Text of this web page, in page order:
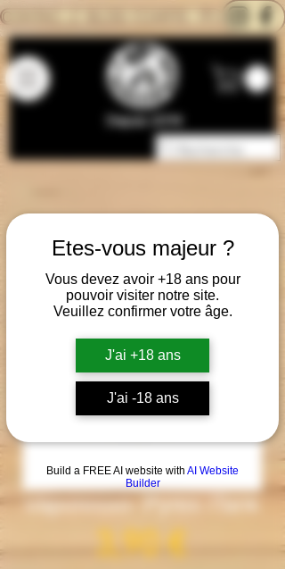
Etes-vous majeur ?
Vous devez avoir +18 ans pour
pouvoir visiter notre site.
Veuillez confirmer votre âge.
J'ai +18 ans
J'ai -18 ans
Build a FREE AI website with AI Website
Builder
Depuis 2014
Vaporesso- Pyrex iTank
3,90 €